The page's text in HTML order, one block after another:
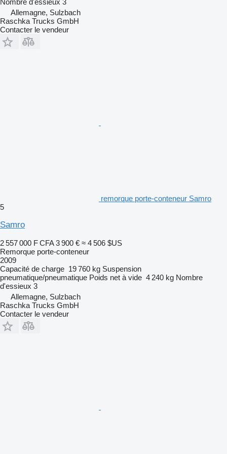
Nombre d'essieux 3
Allemagne, Sulzbach
Raschka Trucks GmbH
Contacter le vendeur
remorque porte-conteneur Samro
5
Samro
2 557 000 F CFA 3 900 € ≈ 4 506 $US
Remorque porte-conteneur
2009
Capacité de charge 19 760 kg Suspension
pneumatique/pneumatique Poids net à vide 4 240 kg Nombre
d'essieux 3
Allemagne, Sulzbach
Raschka Trucks GmbH
Contacter le vendeur